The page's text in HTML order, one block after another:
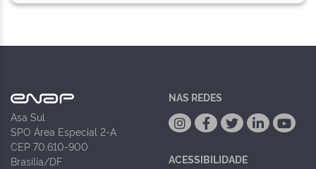
Asa Sul
SPO Área Especial 2-A
CEP 70.610-900
Brasília/DF
NAS REDES
ACESSIBILIDADE